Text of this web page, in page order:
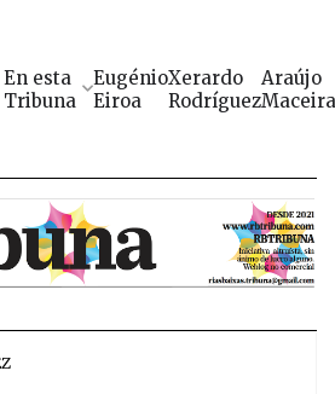
En esta
Tribuna
Eugénio
Eiroa
Xerardo
Rodríguez
Araújo
Maceira